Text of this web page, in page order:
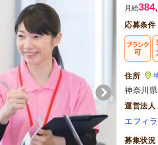
月給
応募条件
住所
神奈川
運営法人
エフィ
募集状況